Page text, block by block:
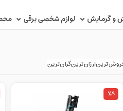
و گرمایش لوازم شخصی برقی
ارزان‌ترینگران‌ترین
%9